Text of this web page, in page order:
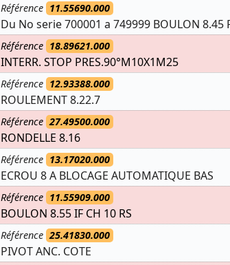
Référence 11.55690.000
Du No serie 700001 a 749999 BOULON 8.45
Référence 18.89621.000
INTERR. STOP PRES.90°M10X1M25
Référence 12.93388.000
ROULEMENT 8.22.7
Référence 27.49500.000
RONDELLE 8.16
Référence 13.17020.000
ECROU 8 A BLOCAGE AUTOMATIQUE BAS
Référence 11.55909.000
BOULON 8.55 IF CH 10 RS
Référence 25.41830.000
PIVOT ANC. COTE